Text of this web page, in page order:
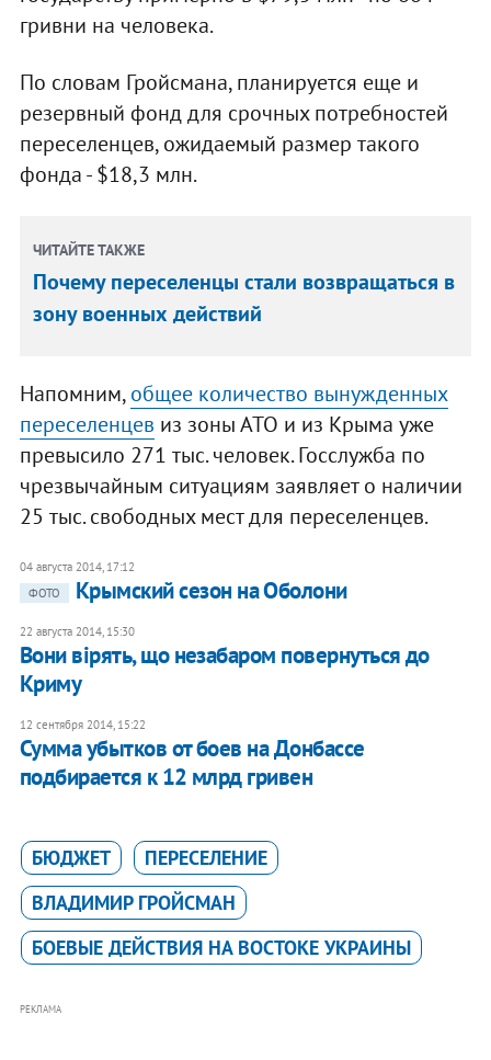
гривни на человека.
По словам Гройсмана, планируется еще и
резервный фонд для срочных потребностей
переселенцев, ожидаемый размер такого
фонда - $18,3 млн.
ЧИТАЙТЕ ТАКЖЕ
Почему переселенцы стали возвращаться в
зону военных действий
Напомним,общее количество вынужденных
переселенцев из зоны АТО и из Крыма уже
превысило 271 тыс. человек. Госслужба по
чрезвычайным ситуациям заявляет о наличии
25 тыс. свободных мест для переселенцев.
04 августа 2014, 17:12
ФОТО
Крымский сезон на Оболони
22 августа 2014, 15:30
Вони вірять, що незабаром повернуться до
Криму
12 сентября 2014, 15:22
Сумма убытков от боев на Донбассе
подбирается к 12 млрд гривен
БЮДЖЕТ
ПЕРЕСЕЛЕНИЕ
ВЛАДИМИР ГРОЙСМАН
БОЕВЫЕ ДЕЙСТВИЯ НА ВОСТОКЕ УКРАИНЫ
РЕКЛАМА